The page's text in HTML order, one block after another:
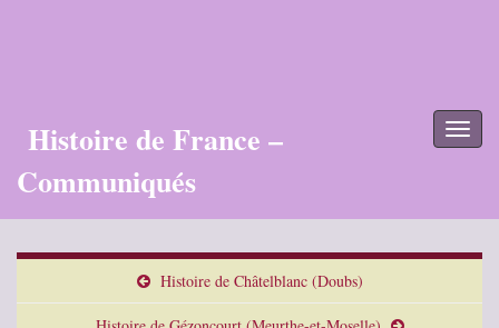
Histoire de France –
Communiqués
Histoire de Châtelblanc (Doubs)